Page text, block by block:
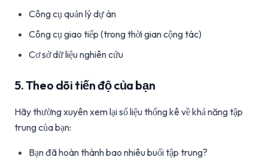
Công cụ quản lý dự án
Công cụ giao tiếp (trong thời gian cộng tác)
Cơ sở dữ liệu nghiên cứu
5. Theo dõi tiến độ của bạn
Hãy thường xuyên xem lại số liệu thống kê về khả năng tập
trung của bạn:
Bạn đã hoàn thành bao nhiêu buổi tập trung?